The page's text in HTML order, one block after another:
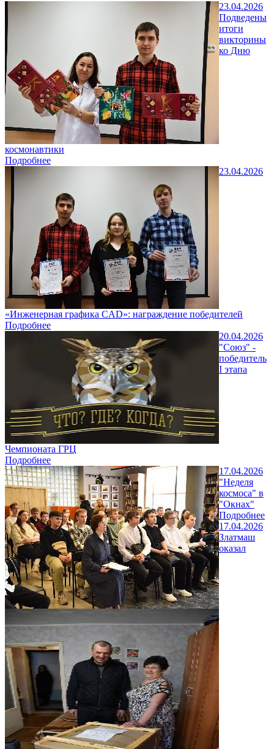
23.04.2026
Подведены
итоги
викторины
ко Дню
космонавтики
Подробнее
23.04.2026
«Инженерная графика CAD»: награждение победителей
Подробнее
20.04.2026
"Союз" -
победитель
I этапа
Чемпионата ГРЦ
Подробнее
17.04.2026
"Неделя
космоса" в
"Окнах"
Подробнее
17.04.2026
Златмаш
оказал